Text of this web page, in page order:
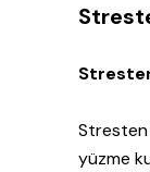
Stresten
yüzme